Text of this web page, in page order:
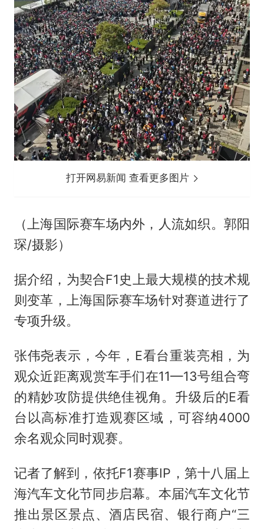
打开网易新闻 查看更多图片
（上海国际赛车场内外，人流如织。郭阳
琛/摄影）
据介绍，为契合F1史上最大规模的技术规
则变革，上海国际赛车场针对赛道进行了
专项升级。
张伟尧表示，今年，E看台重装亮相，为
观众近距离观赏车手们在11—13号组合弯
的精妙攻防提供绝佳视角。升级后的E看
台以高标准打造观赛区域，可容纳4000
余名观众同时观赛。
记者了解到，依托F1赛事IP，第十八届上
海汽车文化节同步启幕。本届汽车文化节
推出景区景点、酒店民宿、银行商户“三